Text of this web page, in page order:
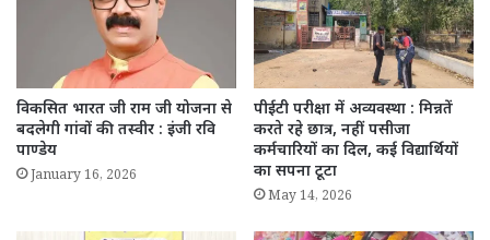
विकसित भारत जी राम जी योजना से
बदलेगी गांवों की तस्वीर : इंजी रवि
पाण्डेय
January 16, 2026
पीईटी परीक्षा में अव्यवस्था : मिन्नतें
करते रहे छात्र, नहीं पसीजा
कर्मचारियों का दिल, कई विद्यार्थियों
का सपना टूटा
May 14, 2026